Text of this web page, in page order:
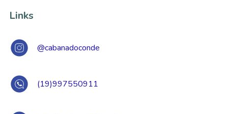
Links
@cabanadoconde
(19)997550911